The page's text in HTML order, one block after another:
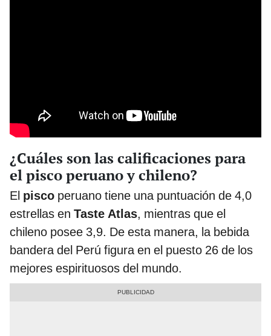
¿Cuáles son las calificaciones para
el pisco peruano y chileno?
El pisco peruano tiene una puntuación de 4,0
estrellas en Taste Atlas, mientras que el
chileno posee 3,9. De esta manera, la bebida
bandera del Perú figura en el puesto 26 de los
mejores espirituosos del mundo.